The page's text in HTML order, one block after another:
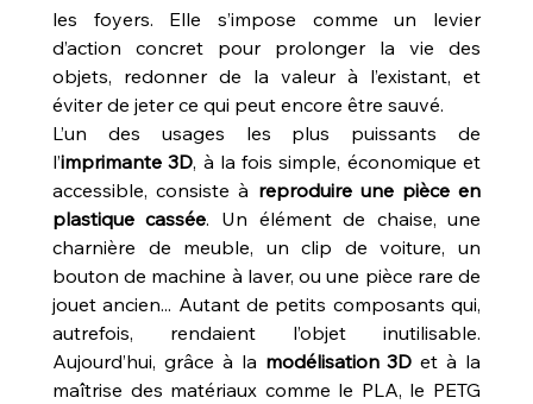
les foyers. Elle s’impose comme un levier
d’action concret pour prolonger la vie des
objets, redonner de la valeur à l’existant, et
éviter de jeter ce qui peut encore être sauvé.
L’un des usages les plus puissants de
l’imprimante 3D, à la fois simple, économique et
accessible, consiste à reproduire une pièce en
plastique cassée. Un élément de chaise, une
charnière de meuble, un clip de voiture, un
bouton de machine à laver, ou une pièce rare de
jouet ancien... Autant de petits composants qui,
autrefois, rendaient l’objet inutilisable.
Aujourd’hui, grâce à la modélisation 3D et à la
maîtrise des matériaux comme le PLA, le PETG